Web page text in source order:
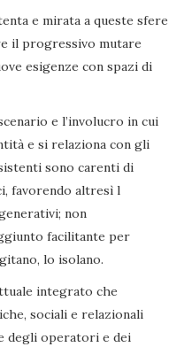
e mirata a queste sfere
il progressivo mutare
esigenze con spazi di
e l’involucro in cui
e si relaziona con gli
sono carenti di
favorendo altresì l
non
facilitante per
lo isolano.
integrato che
sociali e relazionali
degli operatori e dei